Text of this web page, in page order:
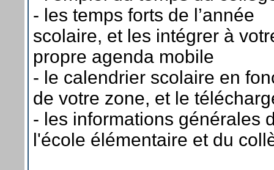
- les temps forts de l’année
scolaire, et les intégrer à
propre agenda mobile
- le calendrier scolaire en
de votre zone, et le
- les informations générales
l'école élémentaire et du